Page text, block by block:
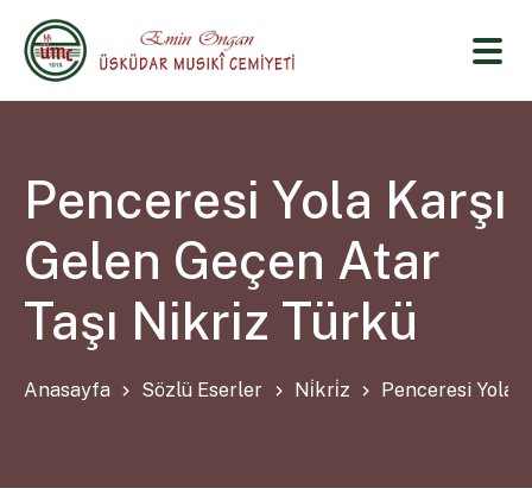
Penceresi Yola Karşı
Gelen Geçen Atar
Taşı Nikriz Türkü
Anasayfa Sözlü Eserler Ni̇kri̇z Penceresi Yola